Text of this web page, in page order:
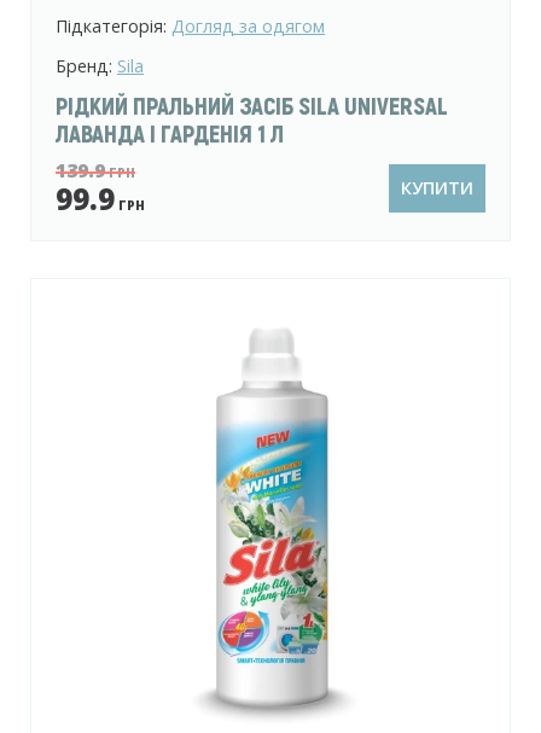
Підкатегорія: Догляд за одягом
Бренд: Sila
РІДКИЙ ПРАЛЬНИЙ ЗАСІБ SILA UNIVERSAL
ЛАВАНДА І ГАРДЕНІЯ 1 Л
139.9ГРН
99.9 ГРН
КУПИТИ